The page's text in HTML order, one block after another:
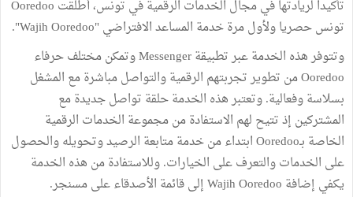
تأكيدا لريادتها في مجال الخدمات الرقمية في تونس، أطلقت Ooredoo
تونس حصريا ولأول مرة خدمة المساعد الافتراضي "Wajih Ooredoo".
وتتوفر هذه الخدمة عبر تطبيقة Messenger وتمكن مختلف حرفاء
Ooredoo من تطوير تجربتهم الرقمية والتواصل مباشرة مع المشغل
بسلاسة وفعالية. وتعتبر هذه الخدمة حلقة تواصل جديدة مع
المشتركين إذ تتيح لهم الاستفادة من مجموعة الخدمات الرقمية
الخاصة بـOoredoo ابتداء من خدمة متابعة الرصيد وتحويله والحصول
على الخدمات والتعرف على الخيارات. وللاستفادة من هذه الخدمة
يكفي إضافة Wajih Ooredoo إلى قائمة الأصدقاء على مسنجر.